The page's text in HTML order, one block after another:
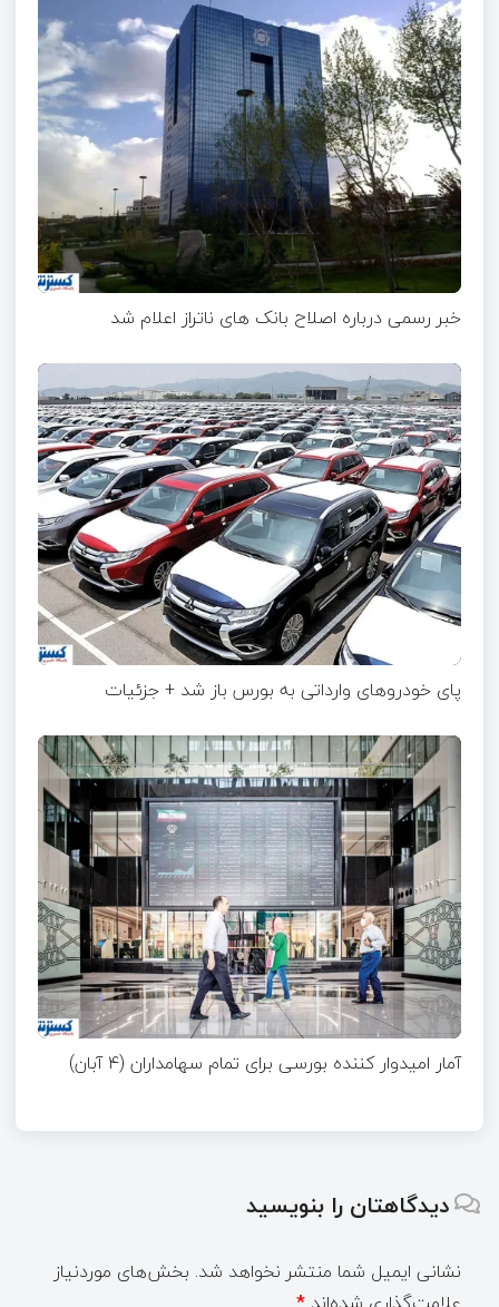
خبر رسمی درباره اصلاح بانک های ناتراز اعلام شد
پای خودروهای وارداتی به بورس باز شد + جزئیات
آمار امیدوار کننده بورسی برای تمام سهامداران (۴ آبان)
دیدگاهتان را بنویسید
نشانی ایمیل شما منتشر نخواهد شد. بخش‌های موردنیاز